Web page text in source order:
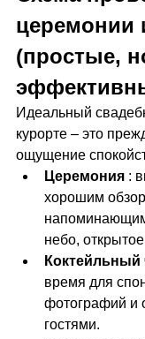
церемонии
(простые,
Идеальный
курорте – это
ощущение
Церемония :
хорошим
небо,
Коктейльный
время для
фотографий и
гостями.